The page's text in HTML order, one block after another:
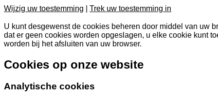
Wijzig uw toestemming Trek uw toestemming in
U kunt desgewenst de cookies beheren door middel van uw
dat er geen cookies worden opgeslagen, u elke cookie kunt
worden bij het afsluiten van uw browser.
Cookies op onze website
Analytische cookies